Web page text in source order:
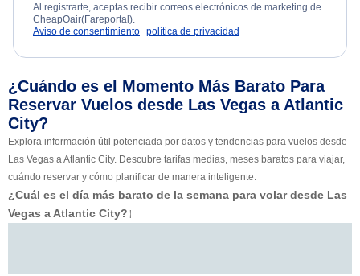
Al registrarte, aceptas recibir correos electrónicos de marketing de
CheapOair(Fareportal).
Aviso de consentimiento política de privacidad
¿Cuándo es el Momento Más Barato Para
Reservar Vuelos desde Las Vegas a Atlantic
City?
Explora información útil potenciada por datos y tendencias para vuelos desde
Las Vegas a Atlantic City. Descubre tarifas medias, meses baratos para viajar,
cuándo reservar y cómo planificar de manera inteligente.
¿Cuál es el día más barato de la semana para volar desde Las
Vegas a Atlantic City?‡